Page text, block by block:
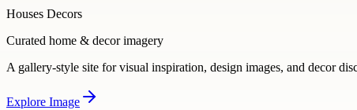
Houses Decors
Curated home & decor imagery
A gallery-style site for visual inspiration, design images, and decor
Explore Image